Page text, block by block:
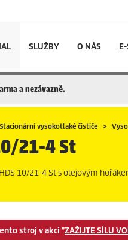
SLUŽBY O NÁS
a nezávazně.
Stacionární vysokotlaké čističe
21-4 St
10/21-4 St s olejovým
stroj v akci "ZAŽIJTE SÍLU